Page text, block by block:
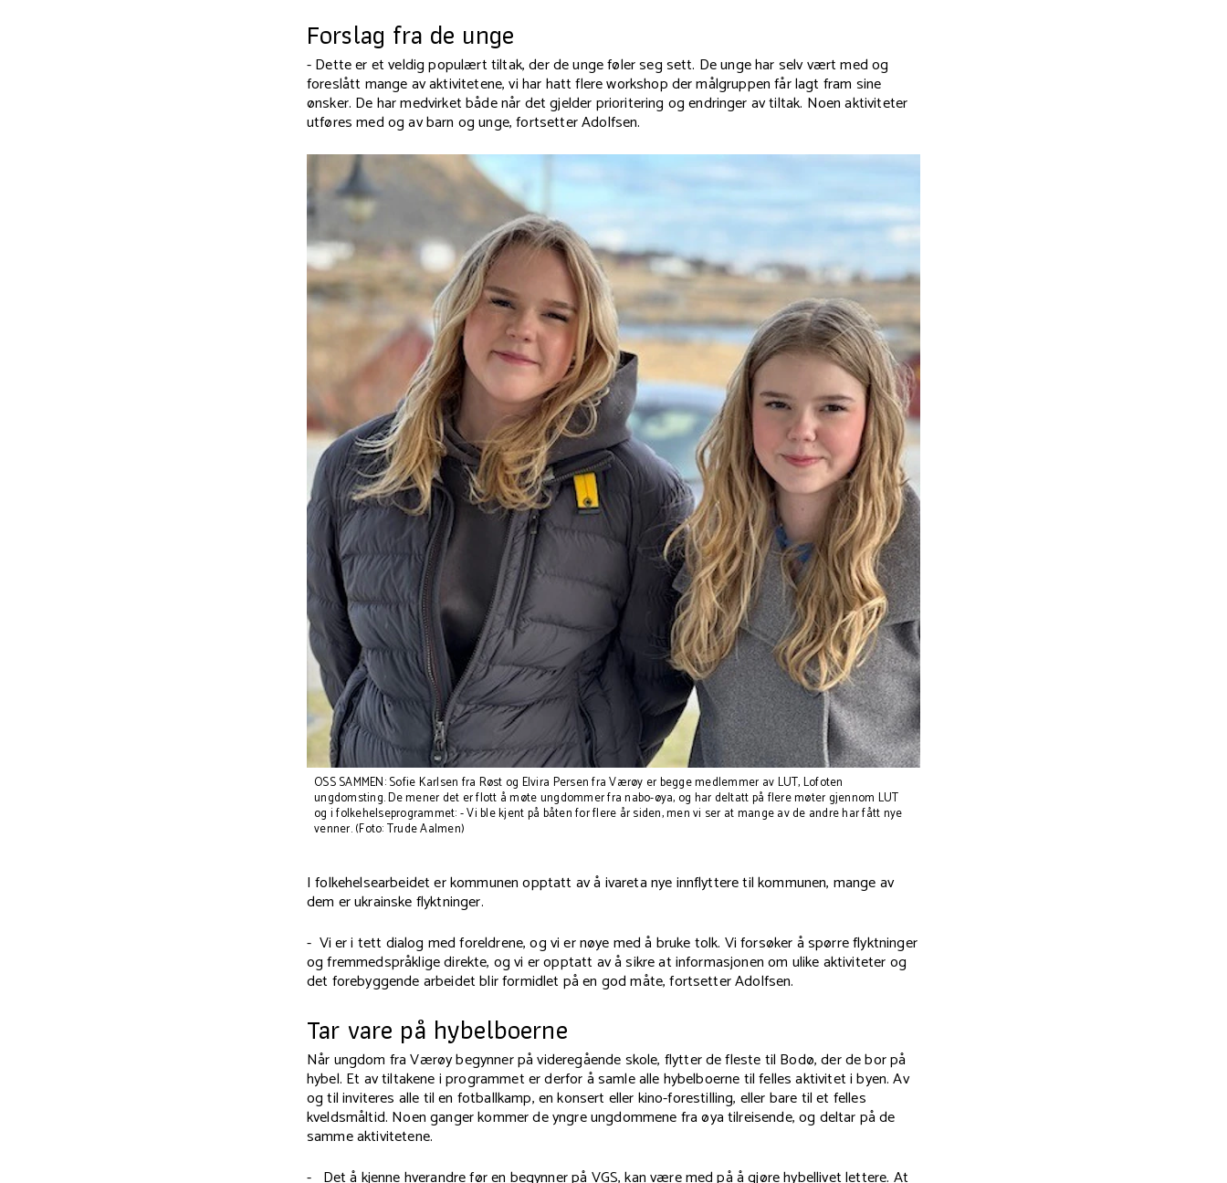
Forslag fra de unge
-Dette er et veldig populært tiltak, der de unge føler seg sett. De unge har selv vært med og
foreslått mange av aktivitetene, vi har hatt flere workshop der målgruppen får lagt fram sine
ønsker. De har medvirketbåde når det gjelder prioritering og endringer av tiltak. Noen aktiviteter
utføres med og av barn og unge, fortsetter Adolfsen.
OSS SAMMEN: Sofie Karlsen fra Røst og Elvira Persen fra Værøy er begge medlemmer av LUT, Lofoten
ungdomsting. De mener det er flott å møte ungdommer fra nabo-øya, og har deltatt på flere møter gjennom LUT
og i folkehelseprogrammet: - Vi ble kjent på båten for flere år siden, men vi ser at mange av de andre har fått nye
venner. (Foto: Trude Aalmen)
I folkehelsearbeidet er kommunen opptatt av å ivareta nye innflyttere til kommunen, mange av
dem erukrainske flyktninger.
- Vi er i tett dialog med foreldrene, og vi er nøye med å bruke tolk. Vi forsøker å spørre flyktninger
og fremmedspråklige direkte, og vi er opptatt av å sikre at informasjonen om ulike aktiviteter og
det forebyggende arbeidet blir formidlet på en god måte, fortsetter Adolfsen.
Tar vare på hybelboerne
Når ungdom fra Værøy begynner på videregående skole, flytter de fleste til Bodø, der de bor på
hybel. Et av tiltakene i programmet er derfor å samle alle hybelboerne til felles aktivitet i byen. Av
og til inviteres alle til en fotballkamp, en konsert eller kino-forestilling, eller bare til et felles
kveldsmåltid. Noen ganger kommer de yngre ungdommene fra øya tilreisende, og deltar på de
samme aktivitetene.
- Det å kjenne hverandre før en begynner på VGS, kan være med på å gjøre hybellivet lettere. At